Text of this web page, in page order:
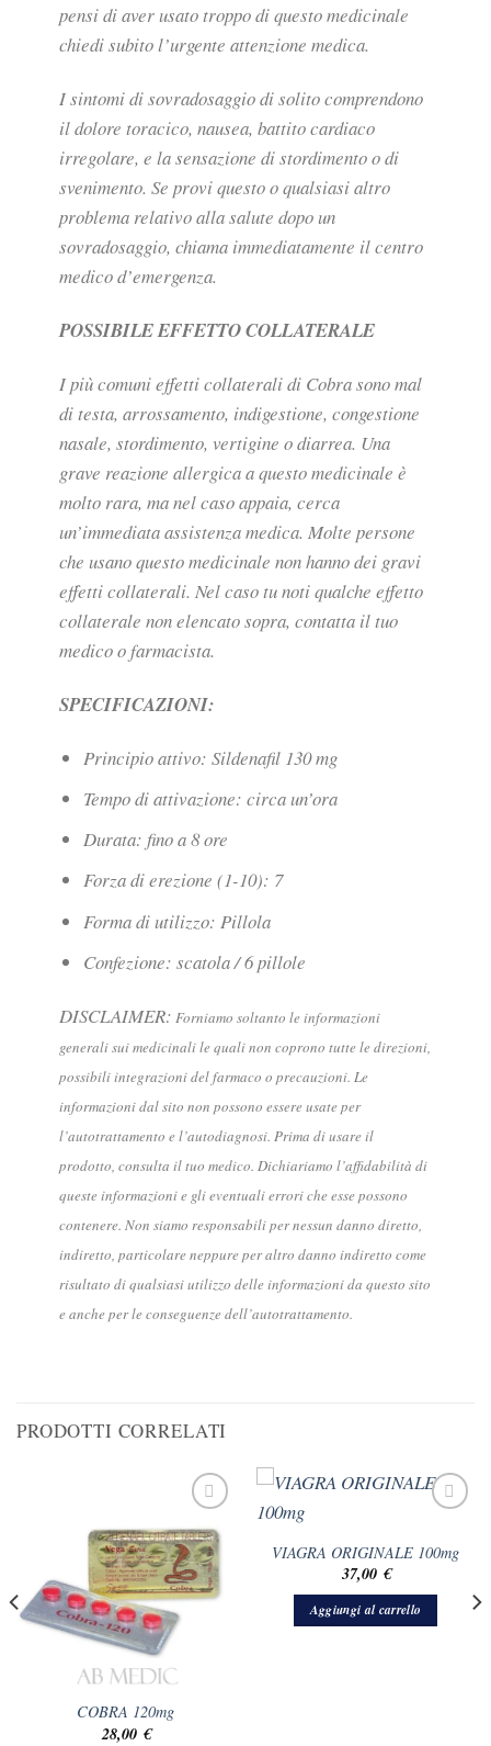
pensi di aver usato troppo di questo medicinale
chiedi subito l’urgente attenzione medica.
I sintomi di sovradosaggio di solito comprendono
il dolore toracico, nausea, battito cardiaco
irregolare, e la sensazione di stordimento o di
svenimento. Se provi questo o qualsiasi altro
problema relativo alla salute dopo un
sovradosaggio, chiama immediatamente il centro
medico d’emergenza.
POSSIBILE EFFETTO COLLATERALE
I più comuni effetti collaterali di Cobra sono mal
di testa, arrossamento, indigestione, congestione
nasale, stordimento, vertigine o diarrea. Una
grave reazione allergica a questo medicinale è
molto rara, ma nel caso appaia, cerca
un’immediata assistenza medica. Molte persone
che usano questo medicinale non hanno dei gravi
effetti collaterali. Nel caso tu noti qualche effetto
collaterale non elencato sopra, contatta il tuo
medico o farmacista.
SPECIFICAZIONI:
Principio attivo: Sildenafil 130 mg
Tempo di attivazione: circa un’ora
Durata: fino a 8 ore
Forza di erezione (1-10): 7
Forma di utilizzo: Pillola
Confezione: scatola / 6 pillole
DISCLAIMER: Forniamo soltanto le informazioni
generali sui medicinali le quali non coprono tutte le direzioni,
possibili integrazioni del farmaco o precauzioni. Le
informazioni dal sito non possono essere usate per
l’autotrattamento e l’autodiagnosi. Prima di usare il
prodotto, consulta il tuo medico. Dichiariamo l’affidabilità di
queste informazioni e gli eventuali errori che esse possono
contenere. Non siamo responsabili per nessun danno diretto,
indiretto, particolare neppure per altro danno indiretto come
risultato di qualsiasi utilizzo delle informazioni da questo sito
e anche per le conseguenze dell’autotrattamento.
PRODOTTI CORRELATI
COBRA 120mg
28,00 €
VIAGRA ORIGINALE 100mg
37,00 €
Aggiungi al carrello